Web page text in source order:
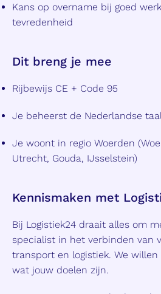
Kans op overname bij goed
tevredenheid
Dit breng je mee
Rijbewijs CE + Code 95
Je beheerst de Nederlandse
Je woont in regio Woerden
Utrecht, Gouda, IJsselstein)
Kennismaken met
Bij Logistiek24 draait alles om
specialist in het verbinden van
transport en logistiek. We
wat jouw doelen zijn.